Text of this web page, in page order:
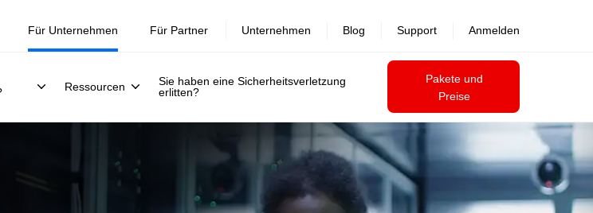
Für Unternehmen
Ressourcen
Sie haben eine Sicherheitsverletzung
erlitten?
Pakete und
Preise
Für Partner Unternehmen Blog Support Anmelden